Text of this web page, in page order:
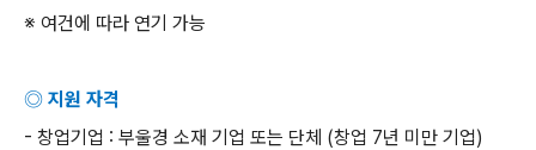
※ 여건에 따라 연기 가능
◎ 지원 자격
- 창업기업 : 부울경 소재 기업 또는 단체 (창업 7년 미만 기업)